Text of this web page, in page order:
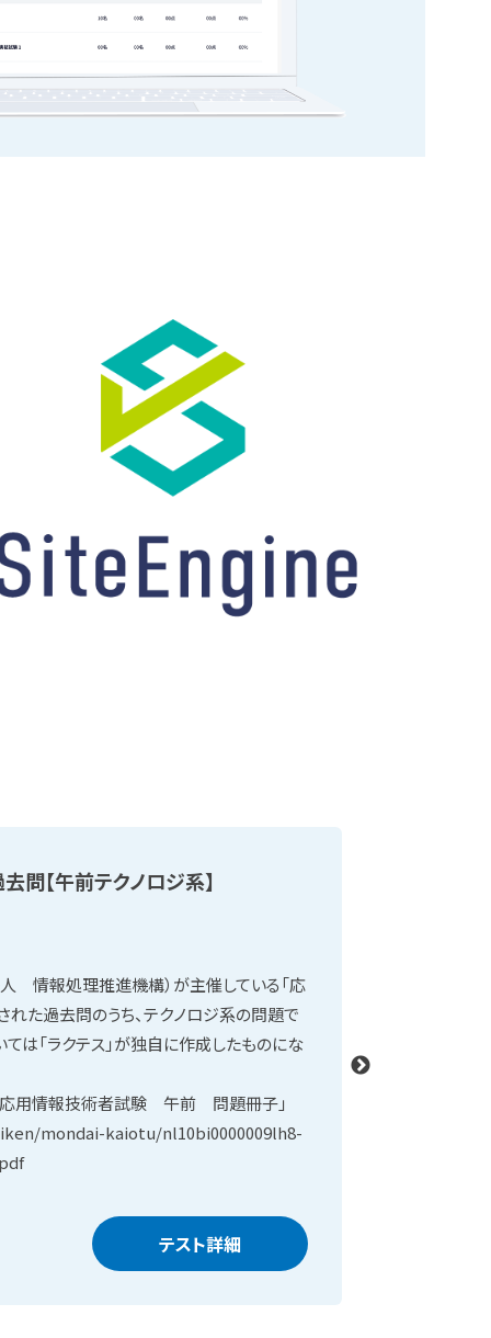
問【午前テクノロジ系】
情報処理推進機構）が主催している「応
た過去問のうち、テクノロジ系の問題で
ては「ラクテス」が独自に作成したものにな
用情報技術者試験 午前 問題冊子」
mondai-kaiotu/nl10bi0000009lh8-
テスト詳細